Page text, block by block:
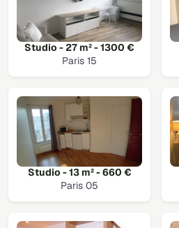
Studio - 27 m² - 1300 €
Paris 15
Studio - 13 m² - 660 €
Paris 05